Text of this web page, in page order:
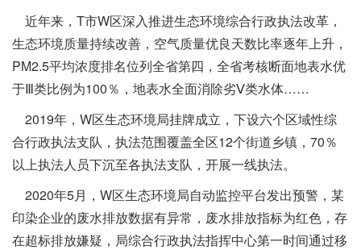
近年来，T市W区深入推进生态环境综合行政执法改革，
生态环境质量持续改善，空气质量优良天数比率逐年上升，
PM2.5平均浓度排名位列全省第四，全省考核断面地表水优
于Ⅲ类比例为100％，地表水全面消除劣Ⅴ类水体……
2019年，W区生态环境局挂牌成立，下设六个区域性综
合行政执法支队，执法范围覆盖全区12个街道乡镇，70％
以上执法人员下沉至各执法支队，开展一线执法。
2020年5月，W区生态环境局自动监控平台发出预警，某
印染企业的废水排放数据有异常，废水排放指标为红色，存
在超标排放嫌疑，局综合行政执法指挥中心第一时间通过移